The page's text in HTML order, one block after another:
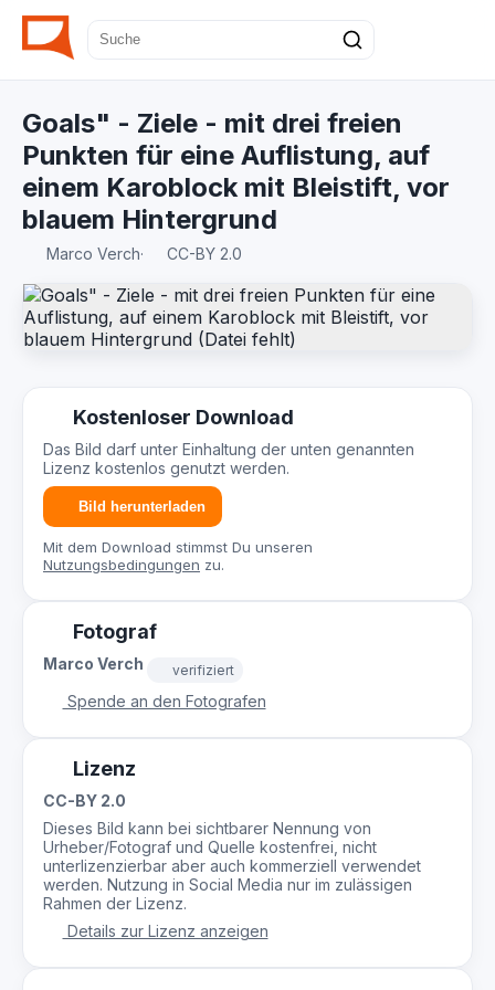
Goals" - Ziele - mit drei freien
Punkten für eine Auflistung, auf
einem Karoblock mit Bleistift, vor
blauem Hintergrund
Marco Verch· CC-BY 2.0
Kostenloser Download
Das Bild darf unter Einhaltung der unten genannten
Lizenz kostenlos genutzt werden.
Bild herunterladen
Mit dem Download stimmst Du unseren
Nutzungsbedingungen zu.
Fotograf
Marco Verch verifiziert
Spende an den Fotografen
Lizenz
CC-BY 2.0
Dieses Bild kann bei sichtbarer Nennung von
Urheber/Fotograf und Quelle kostenfrei, nicht
unterlizenzierbar aber auch kommerziell verwendet
werden. Nutzung in Social Media nur im zulässigen
Rahmen der Lizenz.
Details zur Lizenz anzeigen